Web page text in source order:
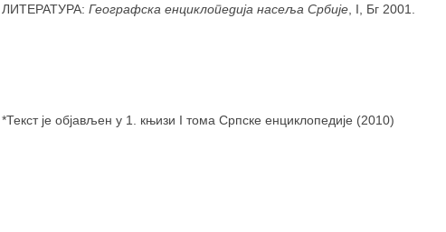
ЛИТЕРАТУРА: Географска енциклопедија насеља Србије , I, Бг 2001.
*Текст је објављен у 1. књизи I тома Српске енциклопедије (2010)